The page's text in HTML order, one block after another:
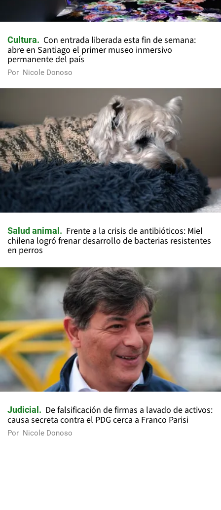
Cultura
Con entrada liberada esta fin de semana:
abre en Santiago el primer museo inmersivo
permanente del país
Por Nicole Donoso
Salud animal
Frente a la crisis de antibióticos: Miel
chilena logró frenar desarrollo de bacterias resistentes
en perros
Judicial
De falsificación de firmas a lavado de activos:
causa secreta contra el PDG cerca a Franco Parisi
Por Nicole Donoso